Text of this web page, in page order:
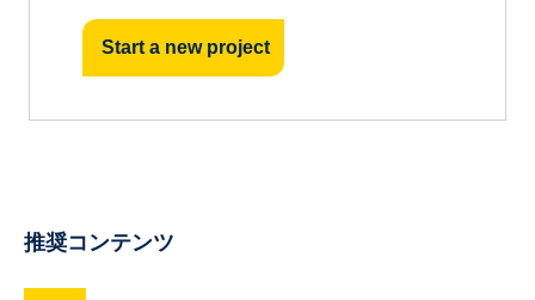
Start a new project
推奨コンテンツ